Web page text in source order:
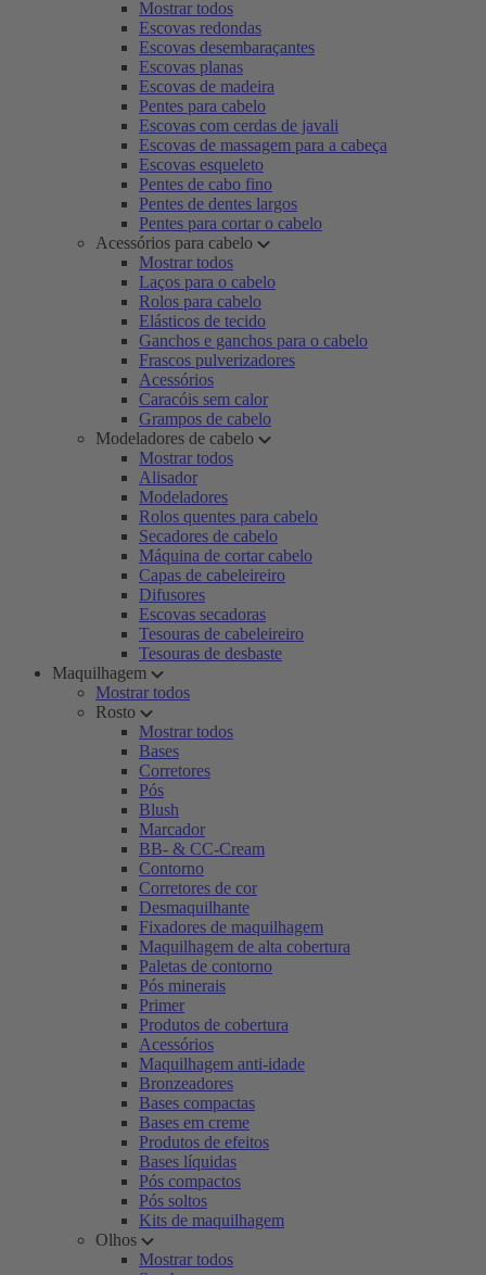
Mostrar todos
Escovas redondas
Escovas desembaraçantes
Escovas planas
Escovas de madeira
Pentes para cabelo
Escovas com cerdas de javali
Escovas de massagem para a cabeça
Escovas esqueleto
Pentes de cabo fino
Pentes de dentes largos
Pentes para cortar o cabelo
Acessórios para cabelo
Mostrar todos
Laços para o cabelo
Rolos para cabelo
Elásticos de tecido
Ganchos e ganchos para o cabelo
Frascos pulverizadores
Acessórios
Caracóis sem calor
Grampos de cabelo
Modeladores de cabelo
Mostrar todos
Alisador
Modeladores
Rolos quentes para cabelo
Secadores de cabelo
Máquina de cortar cabelo
Capas de cabeleireiro
Difusores
Escovas secadoras
Tesouras de cabeleireiro
Tesouras de desbaste
Maquilhagem
Mostrar todos
Rosto
Mostrar todos
Bases
Corretores
Pós
Blush
Marcador
BB- & CC-Cream
Contorno
Corretores de cor
Desmaquilhante
Fixadores de maquilhagem
Maquilhagem de alta cobertura
Paletas de contorno
Pós minerais
Primer
Produtos de cobertura
Acessórios
Maquilhagem anti-idade
Bronzeadores
Bases compactas
Bases em creme
Produtos de efeitos
Bases líquidas
Pós compactos
Pós soltos
Kits de maquilhagem
Olhos
Mostrar todos